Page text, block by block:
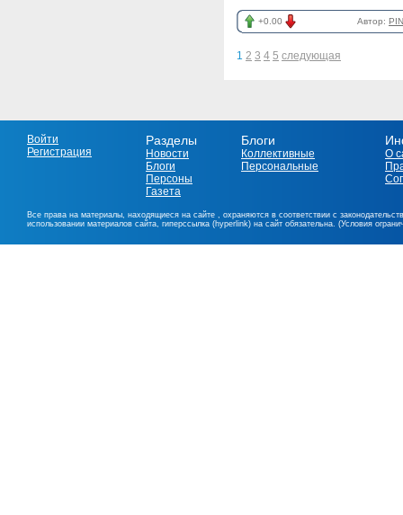
+0.00 Автор:
1 2 3 4 5 следующая
Войти
Регистрация
Разделы
Новости
Блоги
Персоны
Газета
Блоги
Коллективные
Персональные
О
Все права на материалы, находящиеся на сайте , охраняются в соответствии с
использовании материалов сайта, гиперссылка (hyperlink) на сайт обязательна. (Условия